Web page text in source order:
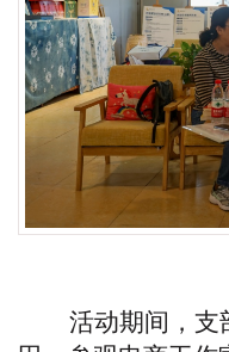
活动期间，支